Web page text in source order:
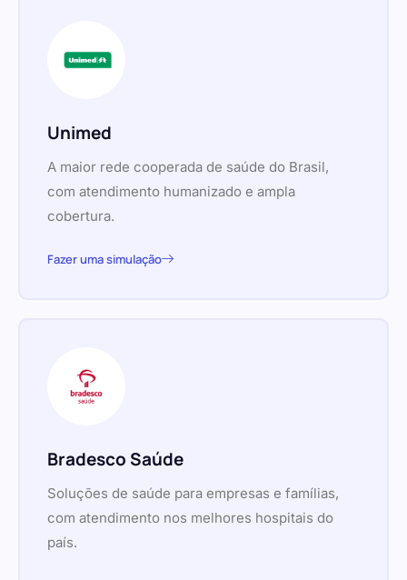
Unimed
A maior rede cooperada de saúde do Brasil,
com atendimento humanizado e ampla
cobertura.
Fazer uma simulação
Bradesco Saúde
Soluções de saúde para empresas e famílias,
com atendimento nos melhores hospitais do
país.